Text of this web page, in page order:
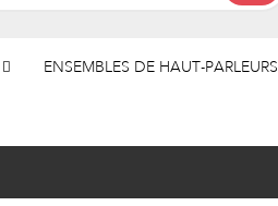
ENSEMBLES DE HAUT-PARLEURS